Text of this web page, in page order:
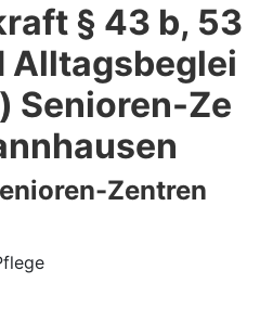
§ 43 b, 53
Alltagsbeglei
Senioren-Ze
Zentren